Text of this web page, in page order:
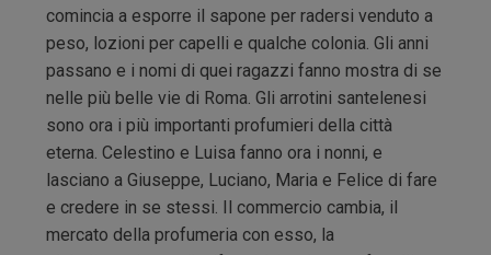
comincia a esporre il sapone per radersi venduto a
peso, lozioni per capelli e qualche colonia. Gli anni
passano e i nomi di quei ragazzi fanno mostra di se
nelle più belle vie di Roma. Gli arrotini santelenesi
sono ora i più importanti profumieri della città
eterna. Celestino e Luisa fanno ora i nonni, e
lasciano a Giuseppe, Luciano, Maria e Felice di fare
e credere in se stessi. Il commercio cambia, il
mercato della profumeria con esso, la